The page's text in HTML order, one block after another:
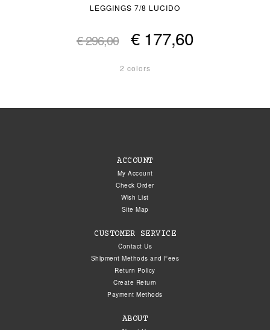
LEGGINGS 7/8 LUCIDO
€ 296,00 € 177,60
2 colors
ACCOUNT
My Account
Check Order
Wish List
Site Map
CUSTOMER SERVICE
Contact Us
Shipment Methods and Fees
Return Policy
Create Return
Payment Methods
ABOUT